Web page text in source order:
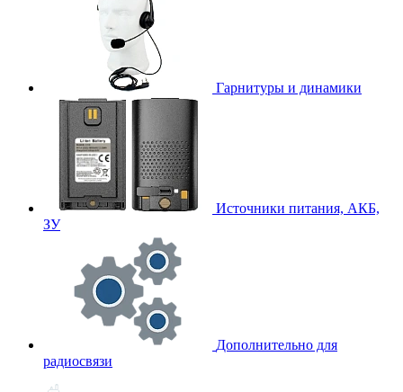
Гарнитуры и динамики
Источники питания, АКБ,
ЗУ
Дополнительно для
радиосвязи